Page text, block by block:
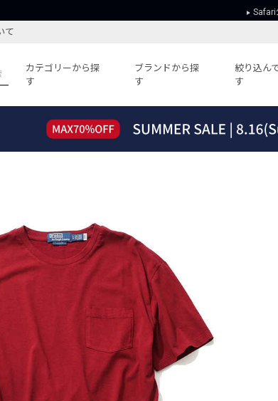
Safari
て
カテゴリーから探
す
ブランドから探
す
絞り込ん
す
めコーディネート
すべての記事
新ブランドご紹介！
人気記事ランキング
バイヤーズ レコメンド
今週の別注アイテム
ウィークリーコーデ
レコメンドアイテム
ピックアップアイテム
フォーカスブランド
セールおすすめアイテム